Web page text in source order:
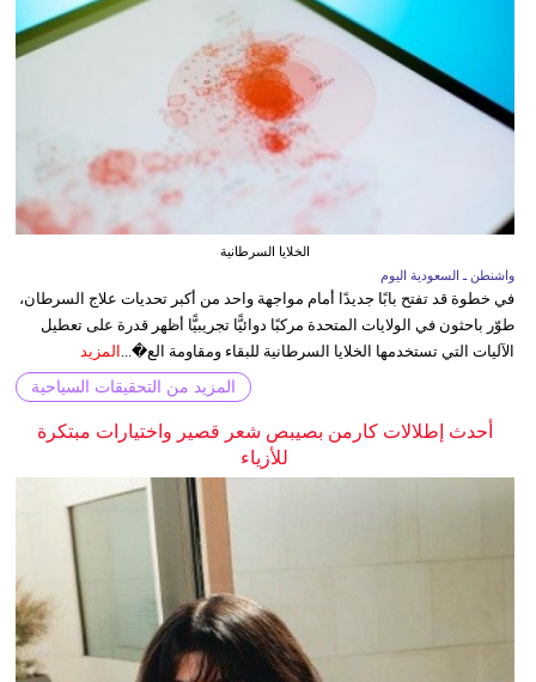
الخلايا السرطانية
واشنطن ـ السعودية اليوم
في خطوة قد تفتح بابًا جديدًا أمام مواجهة واحد من أكبر تحديات علاج السرطان،
طوّر باحثون في الولايات المتحدة مركبًا دوائيًّا تجريبيًّا أظهر قدرة على تعطيل
الآليات التي تستخدمها الخلايا السرطانية للبقاء ومقاومة الع�...
المزيد
المزيد من التحقيقات السياحية
أحدث إطلالات كارمن بصيبص شعر قصير واختيارات مبتكرة
للأزياء